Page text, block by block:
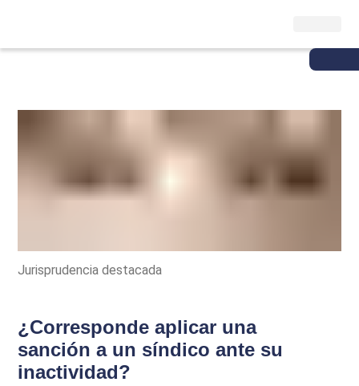
Jurisprudencia destacada
¿Corresponde aplicar una
sanción a un síndico ante su
inactividad?